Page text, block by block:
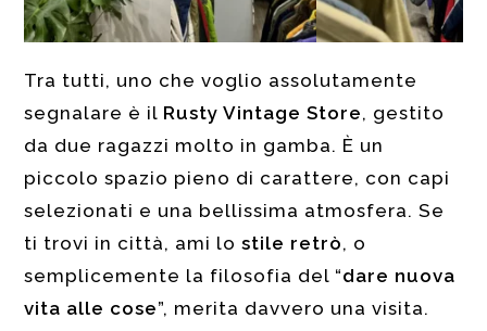
Tra tutti, uno che voglio assolutamente
segnalare è il Rusty Vintage Store, gestito
da due ragazzi molto in gamba. È un
piccolo spazio pieno di carattere, con capi
selezionati e una bellissima atmosfera. Se
ti trovi in città, ami lostile retrò, o
semplicemente la filosofia del “dare nuova
vita alle cose”, merita davvero una visita.